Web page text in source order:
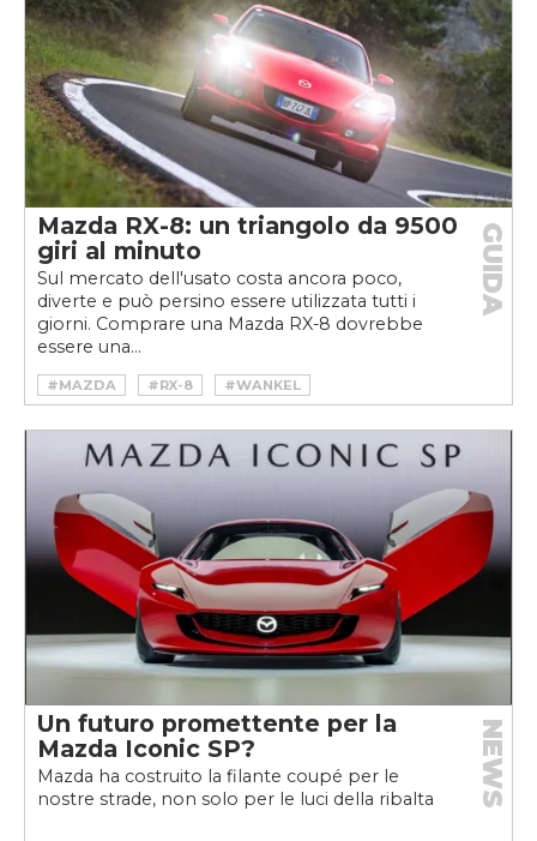
Mazda RX-8: un triangolo da 9500
giri al minuto
Sul mercato dell'usato costa ancora poco,
diverte e può persino essere utilizzata tutti i
giorni. Comprare una Mazda RX-8 dovrebbe
essere una...
GUIDA
#MAZDA #RX-8 #WANKEL
Un futuro promettente per la
Mazda Iconic SP?
Mazda ha costruito la filante coupé per le
nostre strade, non solo per le luci della ribalta
NEWS